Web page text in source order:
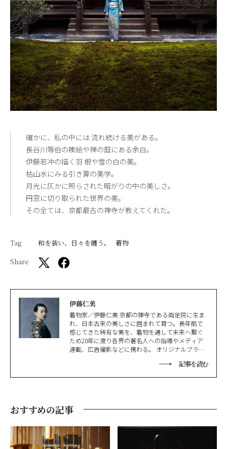
確かに、私の中には 流れ続ける美がある。
長谷川等伯の襖絵や禅の庭にある余白。
伊藤若冲の描く羽 根や雪の白の美。
枯山水にみる引き算の美学。
月光に仄かに照らされた暗がりの中の美しさ。
円窓に切り取られた世界の美。
その全ては、京都最古の禅寺が教えてくれた。
Tag 和を装い、日々を纏う。
着物
Share
伊藤仁美
着物家／伊藤仁美 京都の禅寺である両足院に生ま
れ、日本古来の美しさに囲まれて育つ。長年肌で
感じてきた稀有な美を、着物を通して未来へ繋ぐ
ため20年に渡り各界の著名人への指導やメディア
連載、広告撮影などに携わる。 オリジナルブラン
会」では、感性をひらく唯一無二の着付けの世界
記事を読む
おすすめの記事